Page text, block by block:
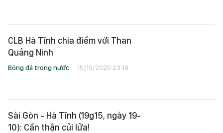
CLB Hà Tĩnh chia điểm với Than
Quảng Ninh
Bóng đá trong nước 15/10/2020 23:19
Sài Gòn - Hà Tĩnh (19g15, ngày 19-
10): Cẩn thận củi lửa!